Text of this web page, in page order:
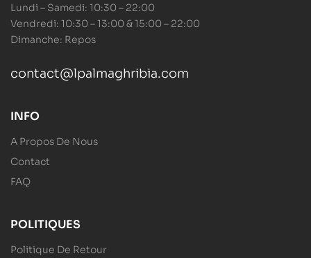
Lundi – Samedi: 10:30 – 22:00
Vendredi: 10:30 – 13:00 & 15:00 – 22:00
Dimanche: Repos
contact@lpalmaghribia.com
INFO
A Propos De Nous
Contact
FAQ
POLITIQUES
Politique De Retour